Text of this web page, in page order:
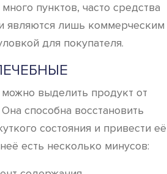
пунктов, часто средства
являются лишь коммерческим
для покупателя.
выделить продукт от
способна восстановить
состояния и привести её
есть несколько минусов: